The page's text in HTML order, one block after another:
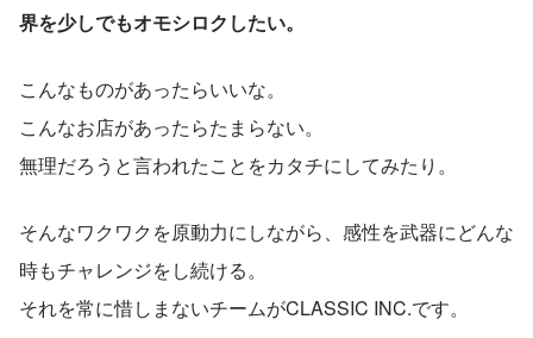
界を少しでもオモシロクしたい。
こんなものがあったらいいな。
こんなお店があったらたまらない。
無理だろうと言われたことをカタチにしてみたり。
そんなワクワクを原動力にしながら、感性を武器にどんな
時もチャレンジをし続ける。
それを常に惜しまないチームがCLASSIC INC.です。